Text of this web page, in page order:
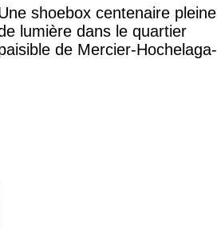
shoebox centenaire pleine
lumière dans le quartier
de Mercier-Hochelaga-